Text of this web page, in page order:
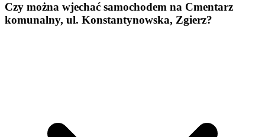
Czy można wjechać samochodem na Cmentarz
komunalny, ul. Konstantynowska, Zgierz?